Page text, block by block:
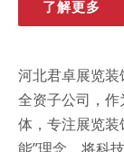
了解更多
河北君卓展览
全资子公司，作
体，专注展览